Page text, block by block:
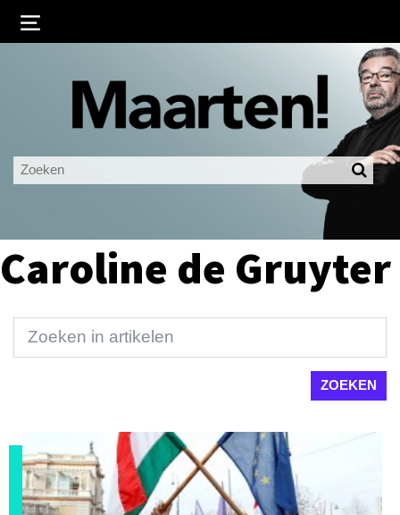
Ingelogd blijven
LOGIN
Caroline de Gruyter